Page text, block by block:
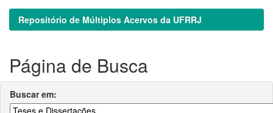
Repositório de Múltiplos Acervos da UFRRJ
Página de Busca
Buscar em: